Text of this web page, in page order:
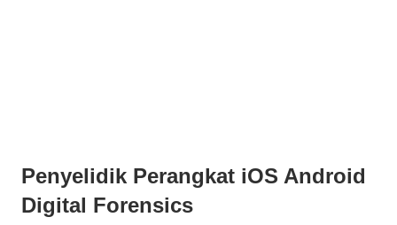
Penyelidik Perangkat iOS Android
Digital Forensics